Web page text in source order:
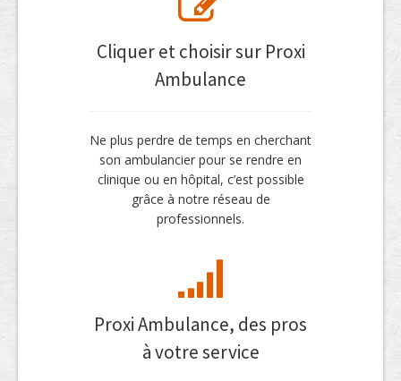
Cliquer et choisir sur Proxi
Ambulance
Ne plus perdre de temps en cherchant
son ambulancier pour se rendre en
clinique ou en hôpital, c’est possible
grâce à notre réseau de
professionnels.
Proxi Ambulance, des pros
à votre service